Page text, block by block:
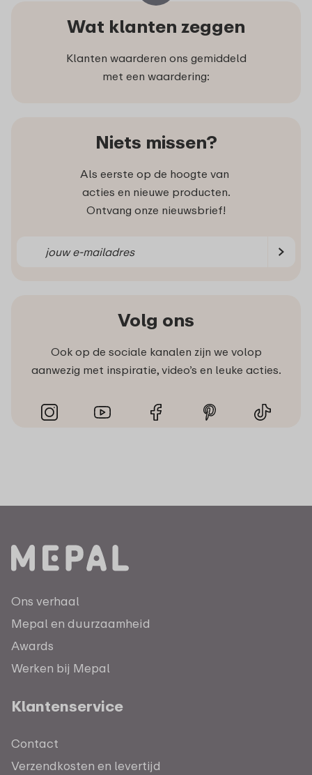
Wat klanten zeggen
Klanten waarderen ons gemiddeld
met een waardering:
Niets missen?
Als eerste op de hoogte van
acties en nieuwe producten.
Ontvang onze nieuwsbrief!
Volg ons
Ook op de sociale kanalen zijn we volop
aanwezig met inspiratie, video’s en leuke acties.
Ons verhaal
Mepal en duurzaamheid
Awards
Werken bij Mepal
Klantenservice
Contact
Verzendkosten en levertijd